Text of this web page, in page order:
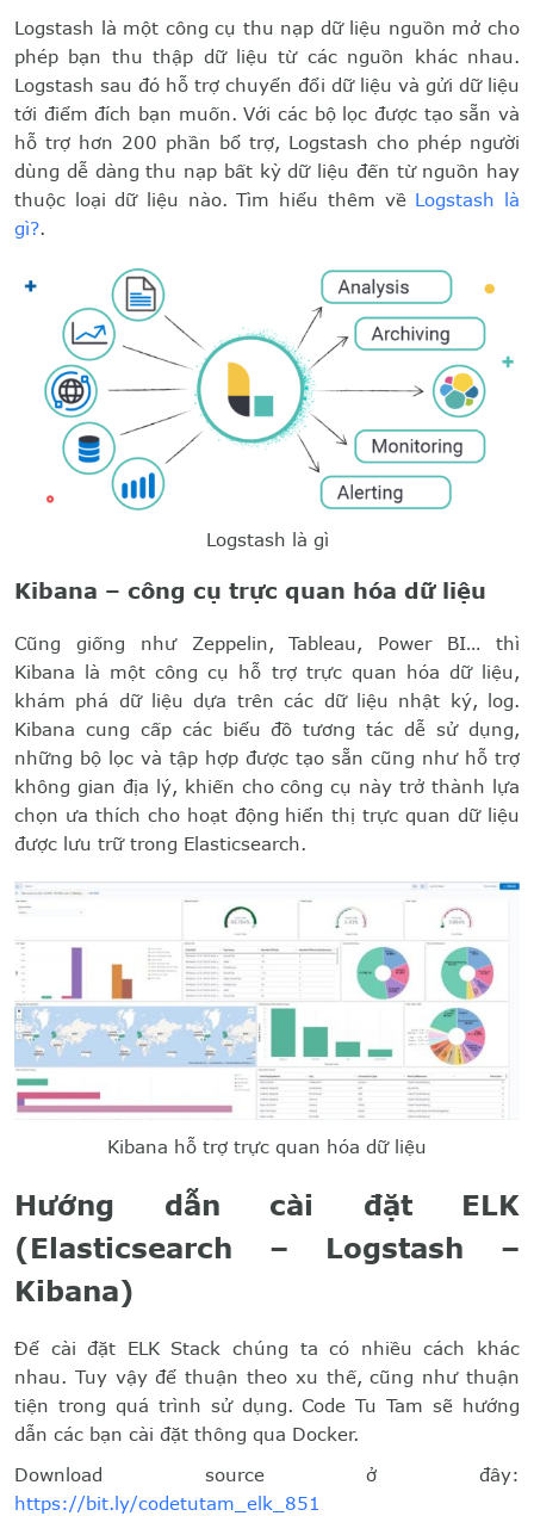
Logstash là một công cụ thu nạp dữ liệu nguồn mở cho
phép bạn thu thập dữ liệu từ các nguồn khác nhau.
Logstash sau đó hỗ trợ chuyển đổi dữ liệu và gửi dữ liệu
tới điểm đích bạn muốn. Với các bộ lọc được tạo sẵn và
hỗ trợ hơn 200 phần bổ trợ, Logstash cho phép người
dùng dễ dàng thu nạp bất kỳ dữ liệu đến từ nguồn hay
thuộc loại dữ liệu nào. Tìm hiểu thêm về Logstash là
gì?.
Logstash là gì
Kibana – công cụ trực quan hóa dữ liệu
Cũng giống như Zeppelin, Tableau, Power BI… thì
Kibana là một công cụ hỗ trợ trực quan hóa dữ liệu,
khám phá dữ liệu dựa trên các dữ liệu nhật ký, log.
Kibana cung cấp các biểu đồ tương tác dễ sử dụng,
những bộ lọc và tập hợp được tạo sẵn cũng như hỗ trợ
không gian địa lý, khiến cho công cụ này trở thành lựa
chọn ưa thích cho hoạt động hiển thị trực quan dữ liệu
được lưu trữ trong Elasticsearch.
Kibana hỗ trợ trực quan hóa dữ liệu
Hướng dẫn cài đặt ELK
(Elasticsearch – Logstash –
Kibana)
Để cài đặt ELK Stack chúng ta có nhiều cách khác
nhau. Tuy vậy để thuận theo xu thế, cũng như thuận
tiện trong quá trình sử dụng. Code Tu Tam sẽ hướng
dẫn các bạn cài đặt thông qua Docker.
Download source ở đây:
https://bit.ly/codetutam_elk_851